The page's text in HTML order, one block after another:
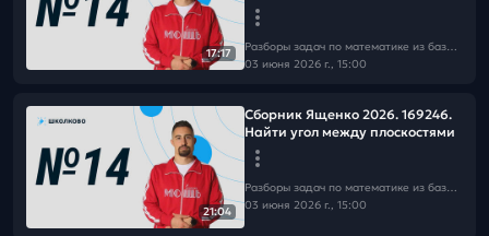
17:17
Разборы задач по математике из базы Школково
03 июня 2026 г., 15:00
21:04
Сборник Ященко 2026. 169246.
Найти угол между плоскостями
Разборы задач по математике из базы Школково
03 июня 2026 г., 15:00